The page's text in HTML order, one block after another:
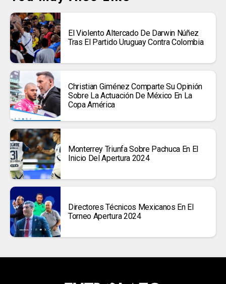
El Violento Altercado De Darwin Núñez
Tras El Partido Uruguay Contra Colombia
Christian Giménez Comparte Su Opinión
Sobre La Actuación De México En La
Copa América
Monterrey Triunfa Sobre Pachuca En El
Inicio Del Apertura 2024
Directores Técnicos Mexicanos En El
Torneo Apertura 2024